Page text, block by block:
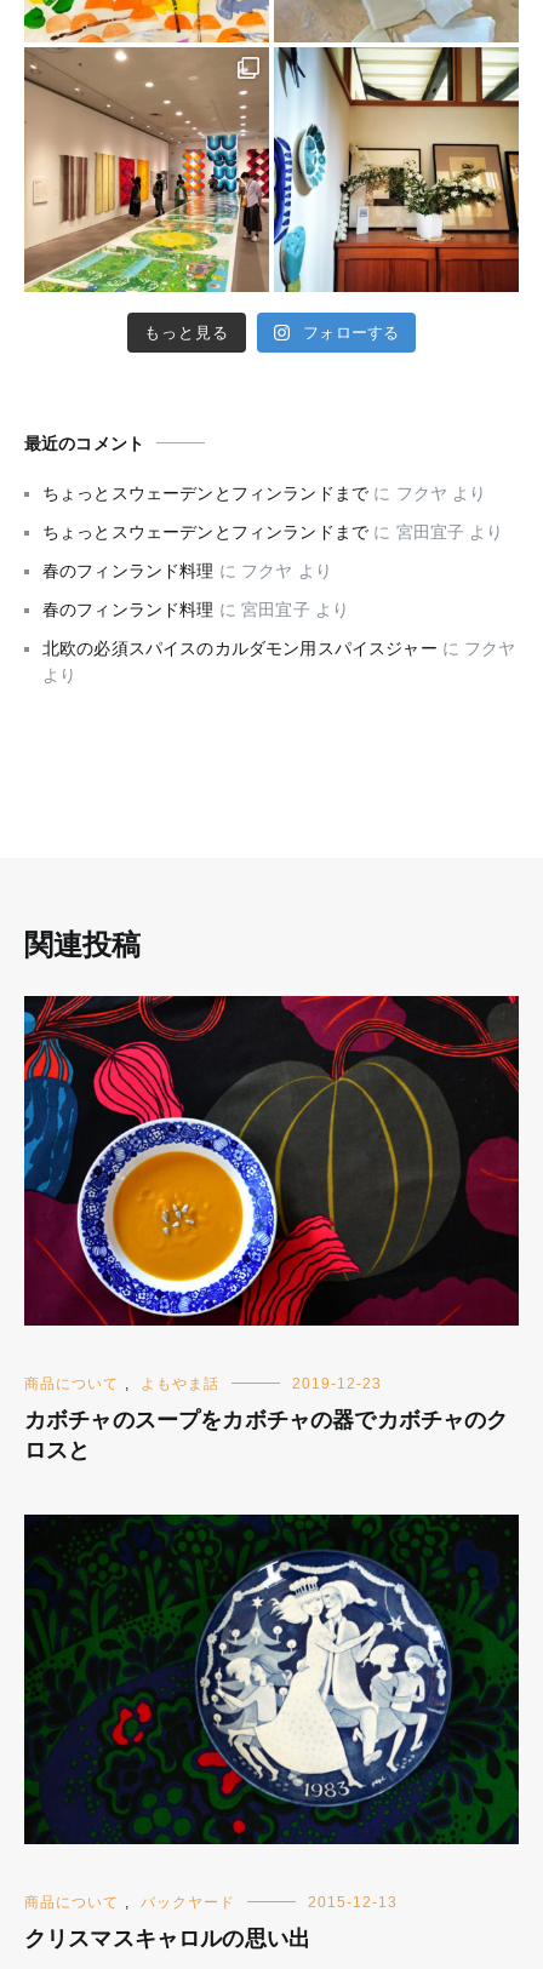
もっと見る フォローする
最近のコメント
ちょっとスウェーデンとフィンランドまで に フクヤ より
ちょっとスウェーデンとフィンランドまで に 宮田宜子 より
春のフィンランド料理 に フクヤ より
春のフィンランド料理 に宮田宜子 より
北欧の必須スパイスのカルダモン用スパイスジャー に フクヤ
より
関連投稿
商品について , よもやま話 2019-12-23
カボチャのスープをカボチャの器でカボチャのク
ロスと
商品について , バックヤード 2015-12-13
クリスマスキャロルの思い出